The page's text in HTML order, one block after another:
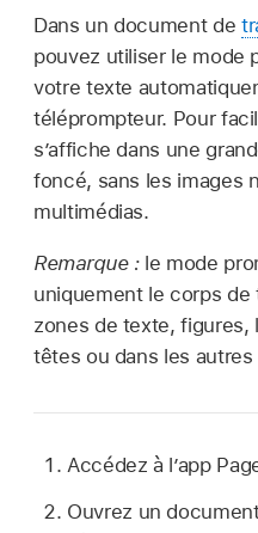
Dans un document de
pouvez utiliser le mode
votre texte
téléprompteur. Pour
s’affiche dans une
foncé, sans les images
multimédias.
Remarque : le mode
uniquement le corps
zones de texte, figures,
têtes ou dans les
Accédez à l’app
Ouvrez un